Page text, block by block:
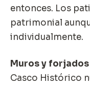
entonces. Los
patrimonial
individualmente.
Muros y
Casco Histórico